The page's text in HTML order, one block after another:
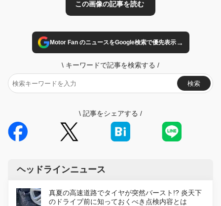
Motor Fan のニュースをGoogle検索で優先表示→
\ キーワードで記事を検索する /
検索
\ 記事をシェアする /
ヘッドラインニュース
真夏の高速道路でタイヤが突然バースト!? 炎天下
のドライブ前に知っておくべき点検内容とは